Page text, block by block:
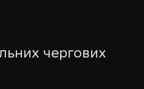
чергових